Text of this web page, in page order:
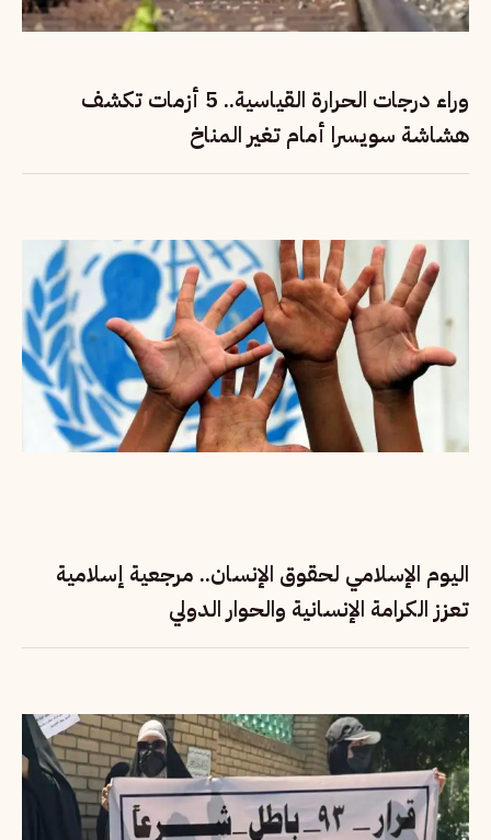
وراء درجات الحرارة القياسية.. 5 أزمات تكشف
هشاشة سويسرا أمام تغير المناخ
اليوم الإسلامي لحقوق الإنسان.. مرجعية إسلامية
تعزز الكرامة الإنسانية والحوار الدولي